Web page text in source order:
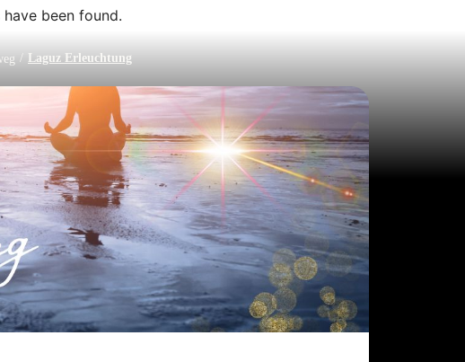
been found.
/ Laguz Erleuchtung